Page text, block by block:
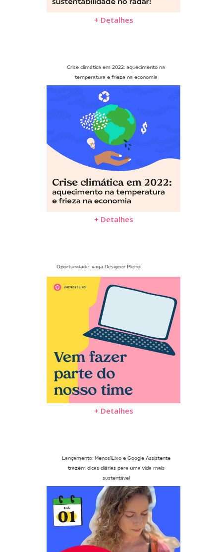
+ Detalhes
Crise climática em 2022: aquecimento na
temperatura e frieza na economia
+ Detalhes
Oportunidade: vaga Designer Pleno
+ Detalhes
Lançamento: Menos1Lixo e Google Assistente
trazem dicas diárias para uma vida mais
sustentável